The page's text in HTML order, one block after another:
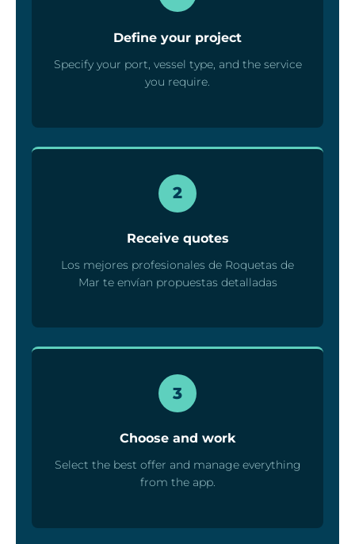
Define your project
Specify your port, vessel type, and the service
you require.
2
Receive quotes
Los mejores profesionales de Roquetas de
Mar te envían propuestas detalladas
3
Choose and work
Select the best offer and manage everything
from the app.